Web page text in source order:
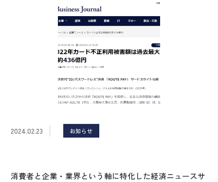
2024.02.23 お知らせ
消費者と企業・業界という軸に特化した経済ニュースサ